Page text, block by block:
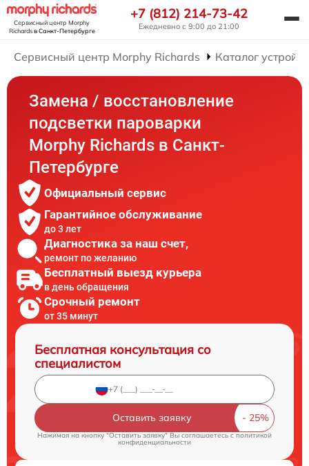
Сервисный центр Morphy
Richardsв Санкт-Петербурге
+7 (812) 214-73-42
Ежедневно с 9:00 до 21:00
Сервисный центр Morphy Richards Каталог
Замена / восстановление
подсветки пароварки
Morphy Richards в Санкт-
Петербурге
Официальный сервис
Гарантийное обслуживание
до 3 лет
Диагностика за наш счет,
ремонт по желанию
Бесплатный выезд курьера
в день обращения
Срочный ремонт
от 35 минут
Бесплатная консультация со
специалистом
Оставить заявку
Нажимая на кнопку "Оставить заявку" Вы соглашаетесь cполитикой
конфиденциальности